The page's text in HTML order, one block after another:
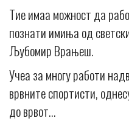
Тие имаа можност да
познати имиња од
Љубомир Врањеш.
Учеа за многу работи
врвните спортисти,
до врвот…